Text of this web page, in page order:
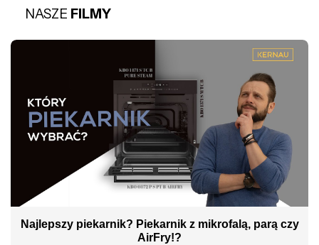
NASZE FILMY
Najlepszy piekarnik? Piekarnik z mikrofalą, parą czy
AirFry!?